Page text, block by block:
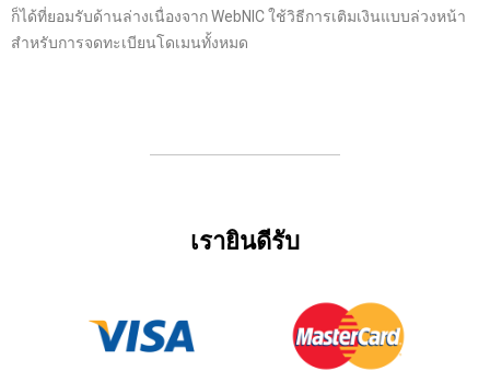
ก็ได้ที่ยอมรับด้านล่างเนื่องจาก WebNIC ใช้วิธีการเติมเงินแบบล่วงหน้า
สำหรับการจดทะเบียนโดเมนทั้งหมด
เรายินดีรับ